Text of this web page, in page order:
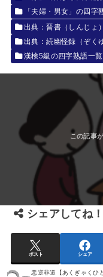
「夫婦・男女」の四字
出典：晋書（しんじょ
出典：続幽怪録（ぞく
漢検5級の四字熟語一覧
シェアしてね！
ポスト シェア
悪逆非道【あくぎゃくひ